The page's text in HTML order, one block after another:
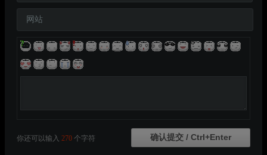
网站
你还可以输入 270 个字符